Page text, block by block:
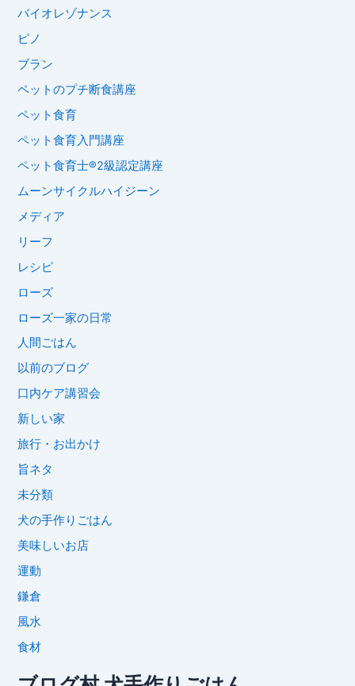
バイオレゾナンス
ピノ
ブラン
ペットのプチ断食講座
ペット食育
ペット食育入門講座
ペット食育士®︎2級認定講座
ムーンサイクルハイジーン
メディア
リーフ
レシピ
ローズ
ローズ一家の日常
人間ごはん
以前のブログ
口内ケア講習会
新しい家
旅行・お出かけ
旨ネタ
未分類
犬の手作りごはん
美味しいお店
運動
鎌倉
風水
食材